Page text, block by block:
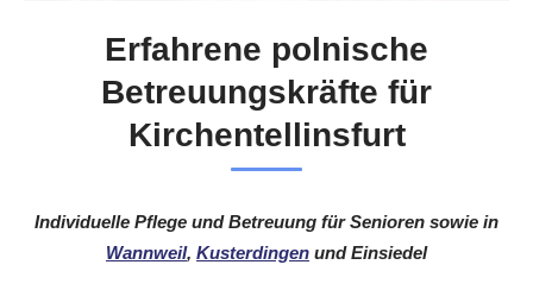
Erfahrene polnische
Betreuungskräfte für
Kirchentellinsfurt
Individuelle Pflege und Betreuung für Senioren sowie in
Wannweil, Kusterdingen und Einsiedel